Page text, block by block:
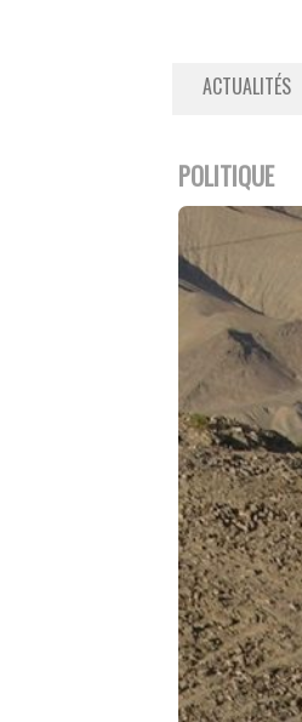
ACTUALITÉS
POLITIQUE